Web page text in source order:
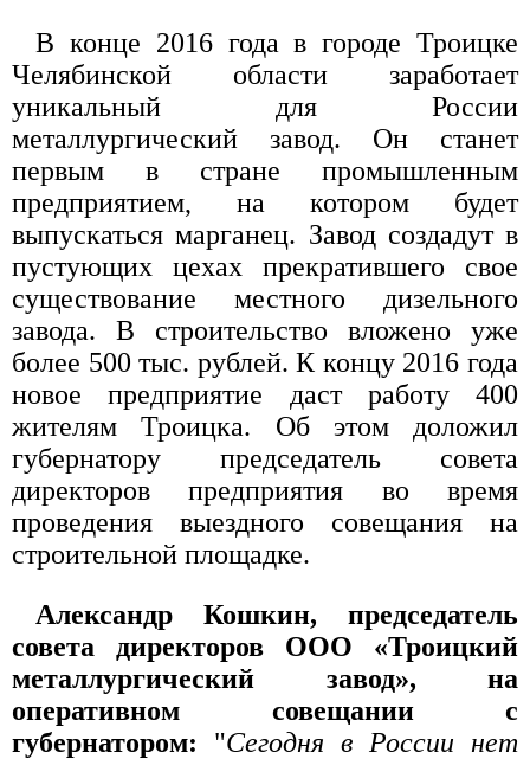
В конце 2016 года в городе Троицке
Челябинской области заработает
уникальный для России
металлургический завод. Он станет
первым в стране промышленным
предприятием, на котором будет
выпускаться марганец. Завод создадут в
пустующих цехах прекратившего свое
существование местного дизельного
завода. В строительство вложено уже
более 500 тыс. рублей. К концу 2016 года
новое предприятие даст работу 400
жителям Троицка. Об этом доложил
губернатору председатель совета
директоров предприятия во время
проведения выездного совещания на
строительной площадке.
Александр Кошкин, председатель
совета директоров ООО «Троицкий
металлургический завод», на
оперативном совещании с
губернатором: "Сегодня в России нет